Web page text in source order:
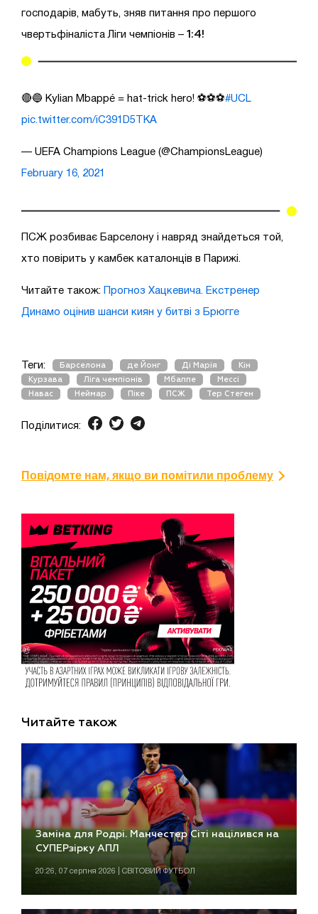
господарів, мабуть, зняв питання про першого
чвертьфіналіста Ліги чемпіонів – 1:4!
🔴🔵 Kylian Mbappé = hat-trick hero! ⚽️⚽️⚽️#UCL
pic.twitter.com/iC391D5TKA
— UEFA Champions League (@ChampionsLeague)
February 16, 2021
ПСЖ розбиває Барселону і навряд знайдеться той,
хто повірить у камбек каталонців в Парижі.
Читайте також: Прогноз Хацкевича. Екстренер
Динамо оцінив шанси киян у битві з Брюгге
Теги: Барселона де Йонг Ді Марія
Кін
Курзава
Ліга чемпіонів Мбаппе
Мессі
Навас
Неймар Піке ПСЖ Тер Стеген
Поділитися:
Повідомте нам, якщо ви помітили проблему
Читайте також
Заміна для Родрі. Манчестер Сіті націлився на
СУПЕРзірку АПЛ
20:26, 07 серпня 2026 | СВІТОВИЙ ФУТБОЛ